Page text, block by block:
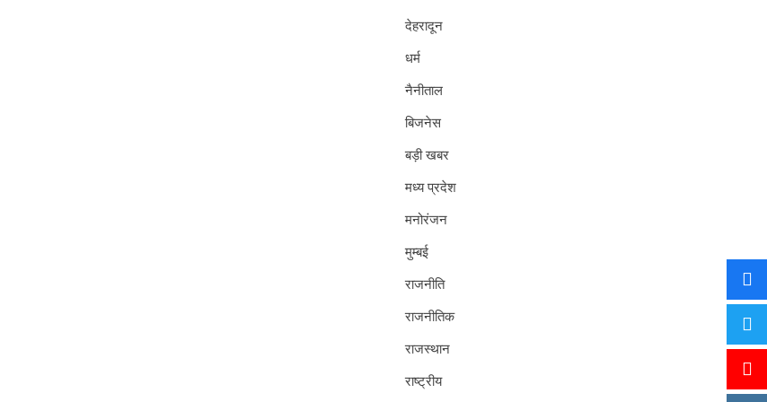
देहरादून
धर्म
नैनीताल
बिजनेस
बड़ी खबर
मध्य प्रदेश
मनोरंजन
मुम्बई
राजनीति
राजनीतिक
राजस्थान
राष्ट्रीय